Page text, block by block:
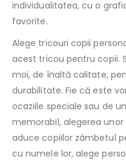
individualitatea, cu o
favorite.
Alege tricouri copii
acest tricou pentru copii.
moi, de înaltă calitate,
durabilitate. Fie că este
ocaziile speciale sau de
memorabil, alegerea
aduce copiilor zâmbetul
cu numele lor, alege